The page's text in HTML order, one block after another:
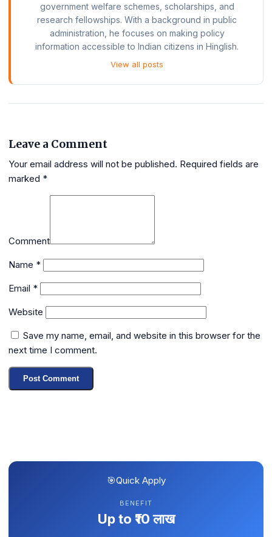
government welfare schemes, scholarships, and
research fellowships. With a background in public
administration, he focuses on making policy
information accessible to Indian citizens in Hinglish.
View all posts
Leave a Comment
Your email address will not be published. Required fields are
marked *
Comment
Name *
Email *
Website
Save my name, email, and website in this browser for the
next time I comment.
🎯Quick Apply
BENEFIT
Up to ₹10 लाख